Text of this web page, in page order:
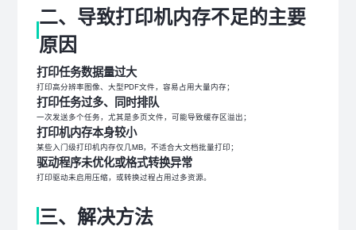
二、导致打印机内存不足的主要
原因
打印任务数据量过大
打印高分辨率图像、大型PDF文件，容易占用大量内存；
打印任务过多、同时排队
一次发送多个任务，尤其是多页文件，可能导致缓存区溢出；
打印机内存本身较小
某些入门级打印机内存仅几MB，不适合大文档批量打印；
驱动程序未优化或格式转换异常
打印驱动未启用压缩，或转换过程占用过多资源。
三、解决方法